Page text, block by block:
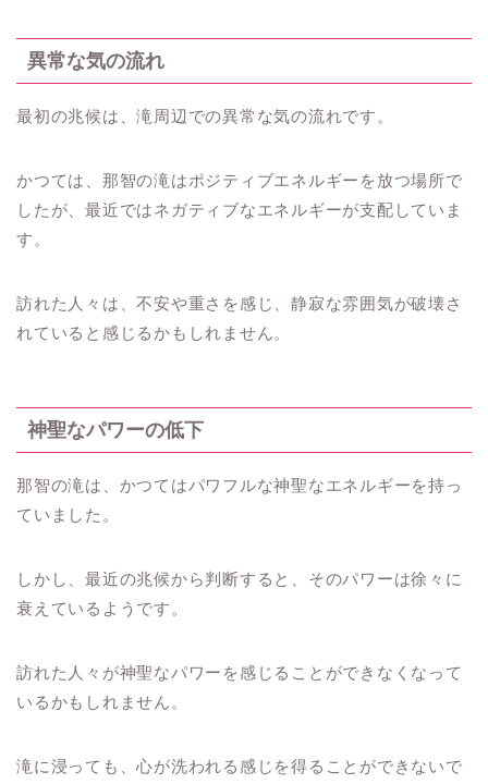
異常な気の流れ
最初の兆候は、滝周辺での異常な気の流れです。
かつては、那智の滝はポジティブエネルギーを放つ場所で
したが、最近ではネガティブなエネルギーが支配していま
す。
訪れた人々は、不安や重さを感じ、静寂な雰囲気が破壊さ
れていると感じるかもしれません。
神聖なパワーの低下
那智の滝は、かつてはパワフルな神聖なエネルギーを持っ
ていました。
しかし、最近の兆候から判断すると、そのパワーは徐々に
衰えているようです。
訪れた人々が神聖なパワーを感じることができなくなって
いるかもしれません。
滝に浸っても、心が洗われる感じを得ることができないで